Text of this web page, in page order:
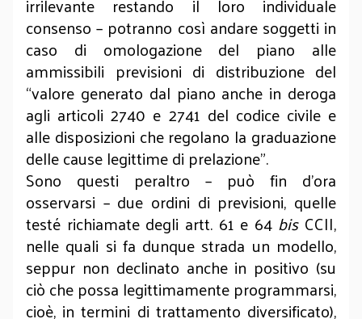
consenso – potranno così andare soggetti in
caso di omologazione del piano alle
ammissibili previsioni di distribuzione del
“valore generato dal piano anche in deroga
agli articoli 2740 e 2741 del codice civile e
alle disposizioni che regolano la graduazione
delle cause legittime di prelazione”.
Sono questi peraltro – può fin d’ora
osservarsi – due ordini di previsioni, quelle
testé richiamate degli artt. 61 e 64 bisCCII,
nelle quali si fa dunque strada un modello,
seppur non declinato anche in positivo (su
ciò che possa legittimamente programmarsi,
cioè, in termini di trattamento diversificato),